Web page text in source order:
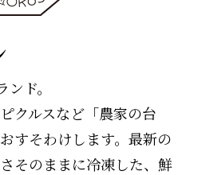
ド。
クルスなど「農家の台
すそわけします。最新の
そのままに冷凍した、鮮